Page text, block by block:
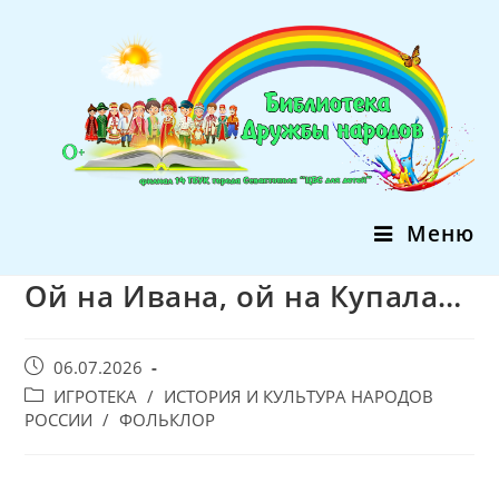
Меню
Ой на Ивана, ой на Купала…
Запись
опубликована:
06.07.2026
Post
category:
ИГРОТЕКА / ИСТОРИЯ И КУЛЬТУРА НАРОДОВ
РОССИИ / ФОЛЬКЛОР